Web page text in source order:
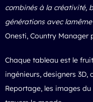
combinés à la créativité,
générations avec
Onesti, Country Manager
Chaque tableau est le
ingénieurs, designers
Reportage, les images